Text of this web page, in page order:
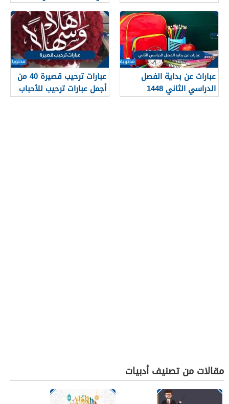
عبارات عن بداية الفصل
الدراسي الثاني 1448
عبارات ترحيب قصيرة 40 من
أجمل عبارات ترحيب للأحباب
والأصدقاء 2026
مقالات من تصنيف أدبيات